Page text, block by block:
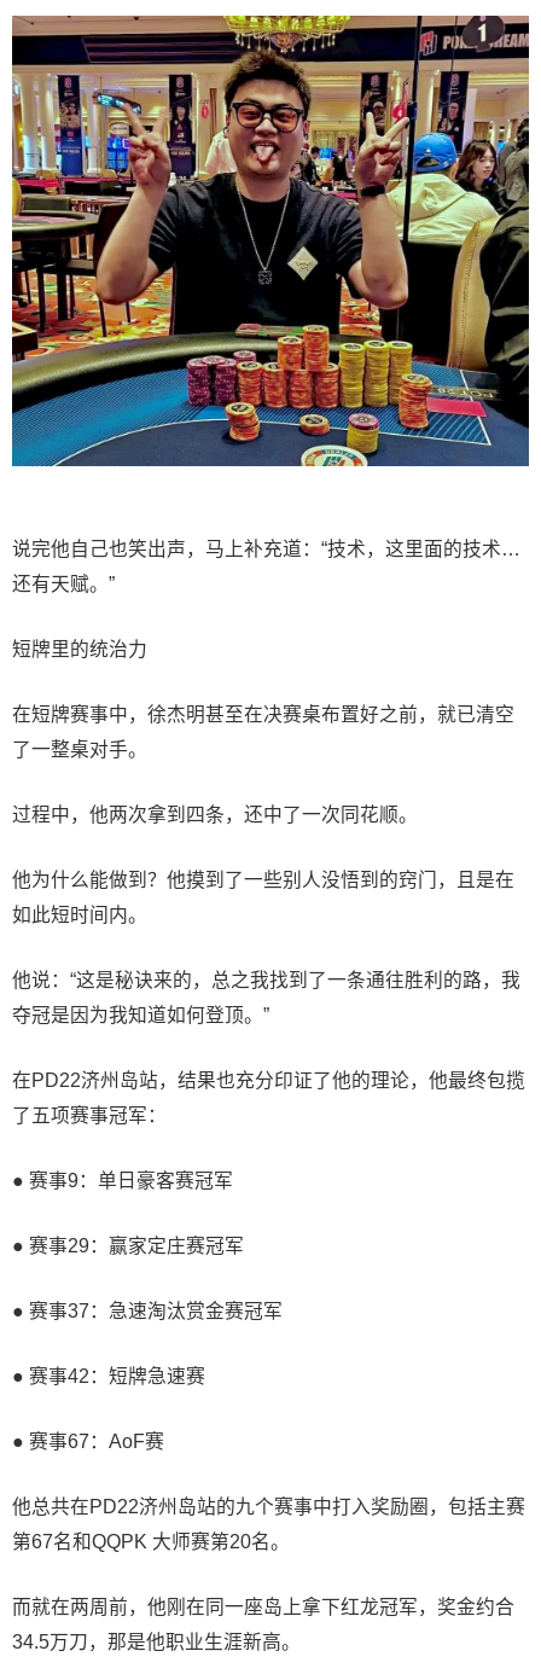
说完他自己也笑出声，马上补充道：“技术，这里面的技术…
还有天赋。”
短牌里的统治力
在短牌赛事中，徐杰明甚至在决赛桌布置好之前，就已清空
了一整桌对手。
过程中，他两次拿到四条，还中了一次同花顺。
他为什么能做到？他摸到了一些别人没悟到的窍门，且是在
如此短时间内。
他说：“这是秘诀来的，总之我找到了一条通往胜利的路，我
夺冠是因为我知道如何登顶。”
在PD22济州岛站，结果也充分印证了他的理论，他最终包揽
了五项赛事冠军：
● 赛事9：单日豪客赛冠军
● 赛事29：赢家定庄赛冠军
● 赛事37：急速淘汰赏金赛冠军
● 赛事42：短牌急速赛
● 赛事67：AoF赛
他总共在PD22济州岛站的九个赛事中打入奖励圈，包括主赛
第67名和QQPK 大师赛第20名。
而就在两周前，他刚在同一座岛上拿下红龙冠军，奖金约合
34.5万刀，那是他职业生涯新高。